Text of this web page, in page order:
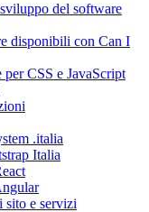
del software
disponibili con Can I
CSS e JavaScript
.italia
Italia
sito e servizi